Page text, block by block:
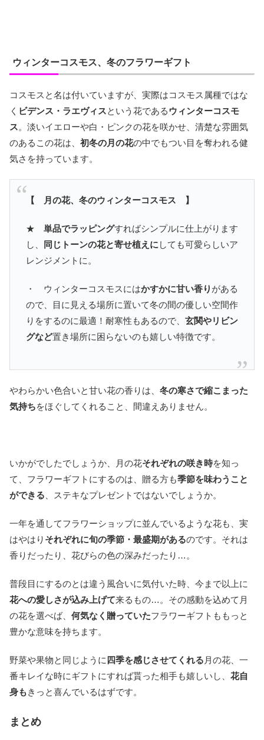
ウィンターコスモス、冬のフラワーギフト
コスモスと名は付いていますが、実際はコスモス属種ではな
く ビデンス・ラエヴィスという花であるウィンターコスモ
ス。淡いイエローや白・ピンクの花を咲かせ、清楚な雰囲気
のあるこの花は、 初冬の月の花の中でもつい目を奪われる健
気さを持っています。
【 月の花、冬のウィンターコスモス 】
★ 単品でラッピングすればシンプルに仕上がります
し、
同じトーンの花と寄せ植えに しても可愛らしいア
レンジメントに。
・ ウィンターコスモスにはかすかに甘い香り がある
ので、目に見える場所に置いて冬の間の優しい空間作
りをするのに最適！耐寒性もあるので、 玄関やリビン
グなど置き場所に困らないのも嬉しい特徴です。
やわらかい色合いと甘い花の香りは、 冬の寒さで縮こまった
気持ちをほぐしてくれること、間違えありません。
いかがでしたでしょうか、月の花それぞれの咲き時を知っ
て、フラワーギフトにするのは、贈る方も季節を味わうこと
ができる 、ステキなプレゼントではないでしょうか。
一年を通してフラワーショップに並んでいるような花も、実
はやはり それぞれに旬の季節・最盛期があるのです。それは
香りだったり、花びらの色の深みだったり…。
普段目にするのとは違う風合いに気付いた時、今まで以上に
花への愛しさが込み上げて来るもの…。その感動を込めて月
の花を選べば、 何気なく贈っていたフラワーギフトももっと
豊かな意味を持ちます。
野菜や果物と同じように 四季を感じさせてくれる 月の花、一
番キレイな時にギフトにすれば貰った相手も嬉しいし、 花自
身もきっと喜んでいるはずです。
まとめ